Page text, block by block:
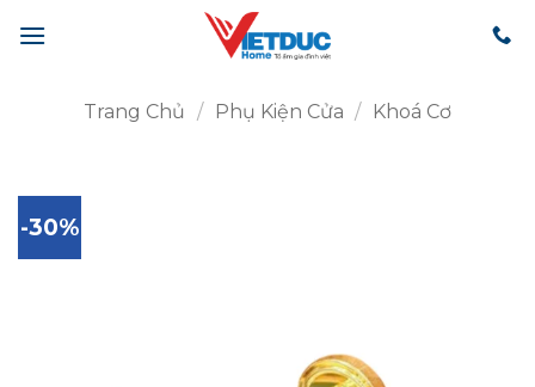
qua
Trang Chủ / Phụ Kiện Cửa / Khoá Cơ
-30%